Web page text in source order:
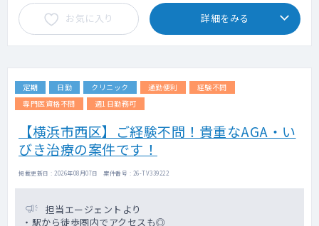
お気に入り 詳細をみる
定期 日勤 クリニック 通勤便利
経験不問
専門医資格不問
週1日勤務可
【横浜市西区】ご経験不問！貴重なAGA・い
びき治療の案件です！
掲載更新日 : 2026年08月07日 案件番号 : 26-TV339222
担当エージェントより
・駅から徒歩圏内でアクセスも◎